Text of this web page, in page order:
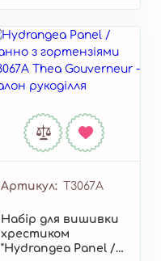
Артикул T3067A
Набір для вишивки
хрестиком
"Hydrangea Panel /